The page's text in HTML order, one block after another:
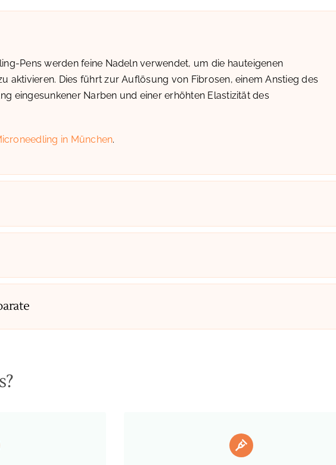
Pens werden feine Nadeln verwendet, um die hauteigenen
aktivieren. Dies führt zur Auflösung von Fibrosen, einem Anstieg des
eingesunkener Narben und einer erhöhten Elastizität des
in München.